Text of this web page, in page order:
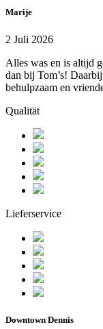
Marije
2 Juli 2026
Alles was en is altijd
dan bij Tom’s!
behulpzaam en
Qualität
Lieferservice
Downtown Dennis